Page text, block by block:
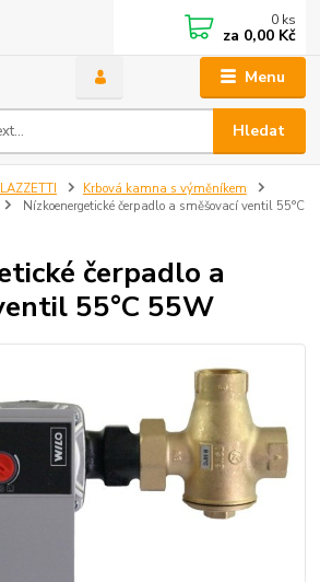
Menu
Hledat
0 ks
za 0,00 Kč
Krbová kamna s výměníkem
Nízkoenergetické čerpadlo a směšovací ventil 55°C
čerpadlo a
55°C 55W